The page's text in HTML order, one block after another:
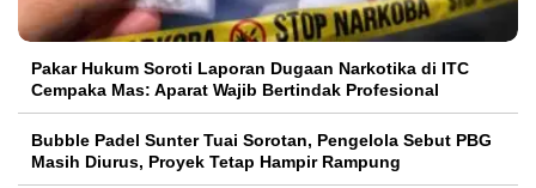
Pakar Hukum Soroti Laporan Dugaan Narkotika di ITC
Cempaka Mas: Aparat Wajib Bertindak Profesional
Bubble Padel Sunter Tuai Sorotan, Pengelola Sebut PBG
Masih Diurus, Proyek Tetap Hampir Rampung